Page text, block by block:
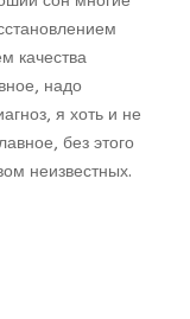
качества
надо
я хоть и не
без этого
неизвестных.